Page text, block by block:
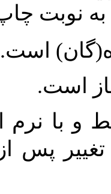
نوبت
است.
است.
و با نرم
پس